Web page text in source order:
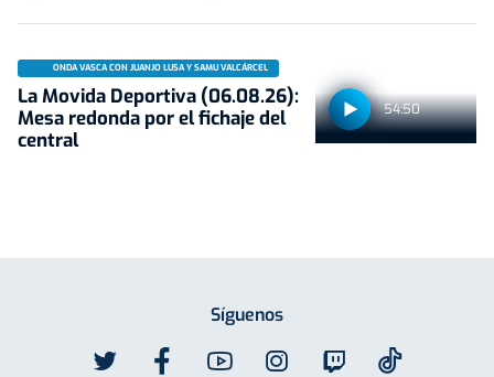
54:50
ONDA VASCA CON JUANJO LUSA Y SAMU VALCÁRCEL
La Movida Deportiva (06.08.26):
Mesa redonda por el fichaje del
central
Síguenos